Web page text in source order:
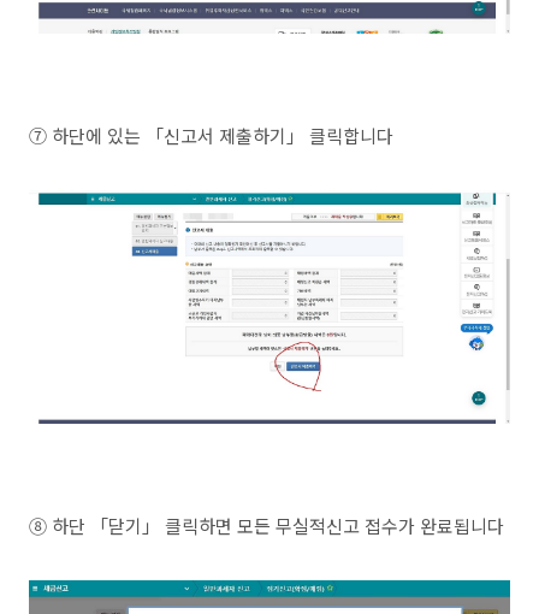
⑦ 하단에 있는 「신고서 제출하기」 클릭합니다
⑧ 하단 「닫기」 클릭하면 모든 무실적신고 접수가 완료됩니다